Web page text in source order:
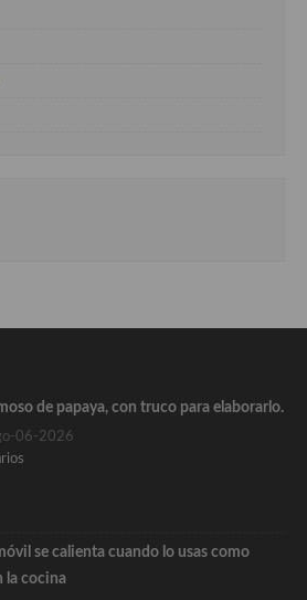
de papaya, con truco para elaborarlo.
06-2026
se calienta cuando lo usas como
la cocina